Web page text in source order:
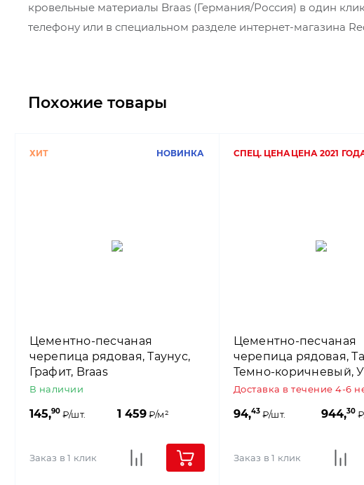
кровельные материалы Braas (Германия/Россия) в один
телефону или в специальном разделе интернет-магазина
Похожие товары
ХИТ НОВИНКА
Цементно-песчаная
черепица рядовая, Таунус,
Графит, Braas
В наличии
145,90₽/шт. 1 459₽/м²
Заказ в 1 клик
СПЕЦ. ЦЕНА ЦЕНА 2021
Цементно-песчаная
черепица рядовая,
Темно-коричневый,
Braas
Доставка в течение 4-6
94,43₽/шт. 944,30
Заказ в 1 клик